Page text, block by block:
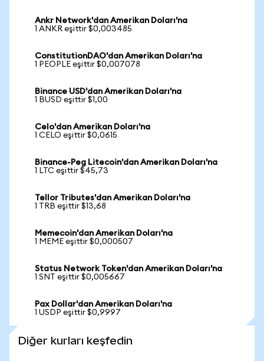
Ankr Network'dan Amerikan Doları'na
1 ANKR eşittir $0,003485
ConstitutionDAO'dan Amerikan Doları'na
1 PEOPLE eşittir $0,007078
Binance USD'dan Amerikan Doları'na
1 BUSD eşittir $1,00
Celo'dan Amerikan Doları'na
1 CELO eşittir $0,0615
Binance-Peg Litecoin'dan Amerikan Doları'na
1 LTC eşittir $45,73
Tellor Tributes'dan Amerikan Doları'na
1 TRB eşittir $13,68
Memecoin'dan Amerikan Doları'na
1 MEME eşittir $0,000507
Status Network Token'dan Amerikan Doları'na
1 SNT eşittir $0,005667
Pax Dollar'dan Amerikan Doları'na
1 USDP eşittir $0,9997
Diğer kurları keşfedin